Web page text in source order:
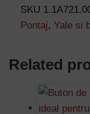
SKU
Pontaj, Yale si
Related